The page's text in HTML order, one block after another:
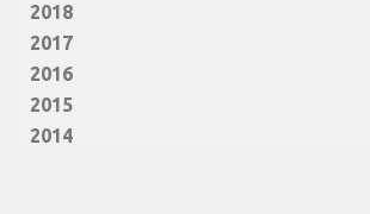
2018
2017
2016
2015
2014